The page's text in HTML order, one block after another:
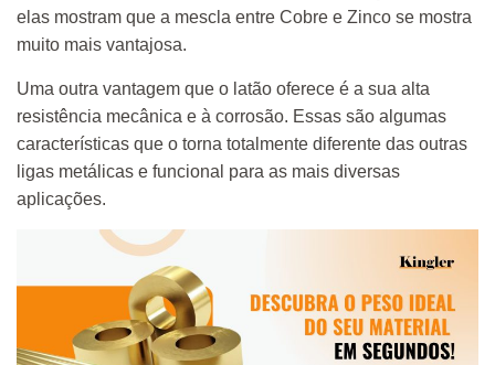
elas mostram que a mescla entre Cobre e Zinco se mostra
muito mais vantajosa.
Uma outra vantagem que o latão oferece é a sua alta
resistência mecânica e à corrosão. Essas são algumas
características que o torna totalmente diferente das outras
ligas metálicas e funcional para as mais diversas
aplicações.